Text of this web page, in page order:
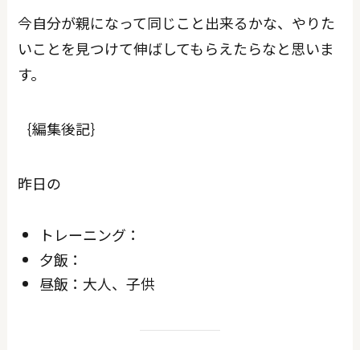
今自分が親になって同じこと出来るかな、やりた
いことを見つけて伸ばしてもらえたらなと思いま
す。
｛編集後記｝
昨日の
トレーニング：
夕飯：
昼飯：大人、子供